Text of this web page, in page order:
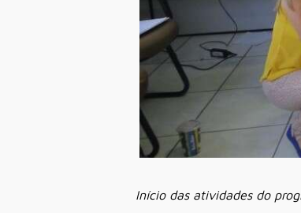
Início das atividades do